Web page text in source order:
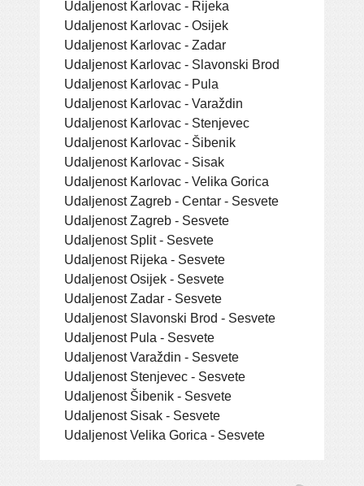
Udaljenost Karlovac - Rijeka
Udaljenost Karlovac - Osijek
Udaljenost Karlovac - Zadar
Udaljenost Karlovac - Slavonski Brod
Udaljenost Karlovac - Pula
Udaljenost Karlovac - Varaždin
Udaljenost Karlovac - Stenjevec
Udaljenost Karlovac - Šibenik
Udaljenost Karlovac - Sisak
Udaljenost Karlovac - Velika Gorica
Udaljenost Zagreb - Centar - Sesvete
Udaljenost Zagreb - Sesvete
Udaljenost Split - Sesvete
Udaljenost Rijeka - Sesvete
Udaljenost Osijek - Sesvete
Udaljenost Zadar - Sesvete
Udaljenost Slavonski Brod - Sesvete
Udaljenost Pula - Sesvete
Udaljenost Varaždin - Sesvete
Udaljenost Stenjevec - Sesvete
Udaljenost Šibenik - Sesvete
Udaljenost Sisak - Sesvete
Udaljenost Velika Gorica - Sesvete